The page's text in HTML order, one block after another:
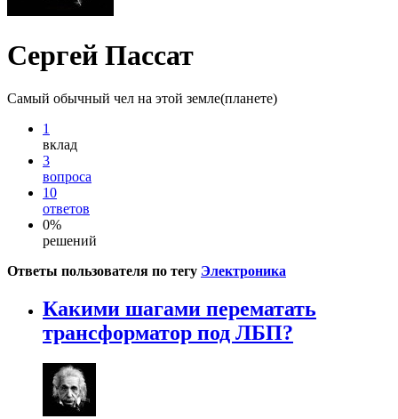
Сергей Пассат
Самый обычный чел на этой земле(планете)
1
вклад
3
вопроса
10
ответов
0%
решений
Ответы пользователя по тегу Электроника
Какими шагами перематать
трансформатор под ЛБП?